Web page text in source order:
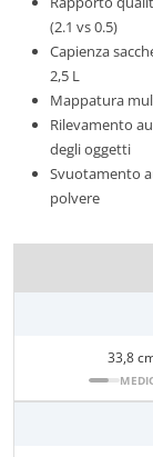
(2.1 vs 0.5)
Capienza
2,5 L
Mappatura
Rilevamento
degli oggetti
Svuotamento
polvere
33,8